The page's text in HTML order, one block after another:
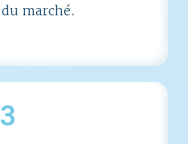
marché.
3